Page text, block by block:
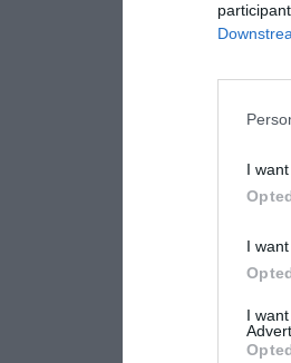
I
I
I
View this post on